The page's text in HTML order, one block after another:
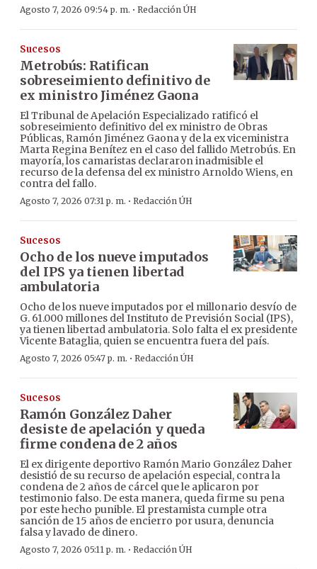
Agosto 7, 2026 09:54 p. m. · Redacción ÚH
Sucesos
Metrobús: Ratifican
sobreseimiento definitivo de
ex ministro Jiménez Gaona
El Tribunal de Apelación Especializado ratificó el
sobreseimiento definitivo del ex ministro de Obras
Públicas, Ramón Jiménez Gaona y de la ex viceministra
Marta Regina Benítez en el caso del fallido Metrobús. En
mayoría, los camaristas declararon inadmisible el
recurso de la defensa del ex ministro Arnoldo Wiens, en
contra del fallo.
Agosto 7, 2026 07:31 p. m. · Redacción ÚH
Sucesos
Ocho de los nueve imputados
del IPS ya tienen libertad
ambulatoria
Ocho de los nueve imputados por el millonario desvío de
G. 61.000 millones del Instituto de Previsión Social (IPS),
ya tienen libertad ambulatoria. Solo falta el ex presidente
Vicente Bataglia, quien se encuentra fuera del país.
Agosto 7, 2026 05:47 p. m. · Redacción ÚH
Sucesos
Ramón González Daher
desiste de apelación y queda
firme condena de 2 años
El ex dirigente deportivo Ramón Mario González Daher
desistió de su recurso de apelación especial, contra la
condena de 2 años de cárcel que le aplicaron por
testimonio falso. De esta manera, queda firme su pena
por este hecho punible. El prestamista cumple otra
sanción de 15 años de encierro por usura, denuncia
falsa y lavado de dinero.
Agosto 7, 2026 05:11 p. m. · Redacción ÚH